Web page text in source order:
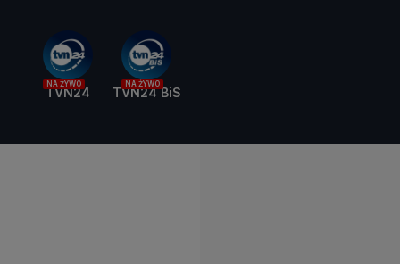
NA ŻYWO
TVN24
NA ŻYWO
TVN24 BiS